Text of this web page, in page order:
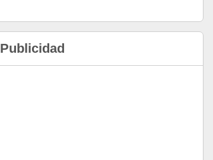
Publicidad